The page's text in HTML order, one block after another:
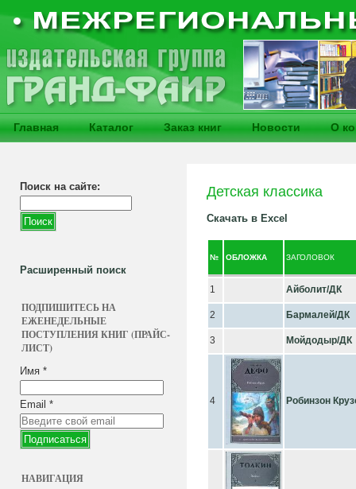
Главная Каталог Заказ книг Новости О
Поиск на сайте:
Расширенный поиск
ПОДПИШИТЕСЬ НА
ЕЖЕНЕДЕЛЬНЫЕ
ПОСТУПЛЕНИЯ КНИГ (ПРАЙС-
ЛИСТ)
Имя *
Email *
НАВИГАЦИЯ
Детская классика
Скачать в Excel
№ ОБЛОЖКА ЗАГОЛОВОК
1 Айболит/ДК
2 Бармалей/ДК
3 Мойдодыр/ДК
4 Робинзон